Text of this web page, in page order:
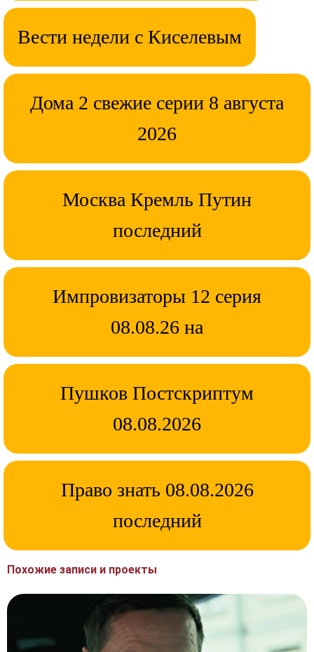
Вести недели с Киселевым
Дома 2 свежие серии 8 августа
2026
Москва Кремль Путин
последний
Импровизаторы 12 серия
08.08.26 на
Пушков Постскриптум
08.08.2026
Право знать 08.08.2026
последний
Похожие записи и проекты